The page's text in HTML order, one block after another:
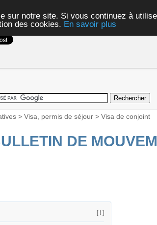
notre site. Si vous continuez à
des cookies. En savoir plus
> Visa, permis de séjour> Visa de conjoint
DE
[ ! ]